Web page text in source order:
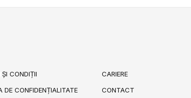
ȘI CONDIȚII
DE CONFIDENȚIALITATE
CARIERE
CONTACT